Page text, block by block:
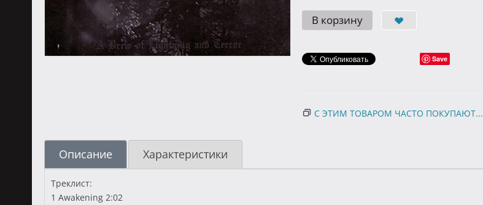
В корзину
Save
С ЭТИМ ТОВАРОМ ЧАСТО ПОКУПАЮТ...
Описание Характеристики
Треклист:
1 Awakening 2:02